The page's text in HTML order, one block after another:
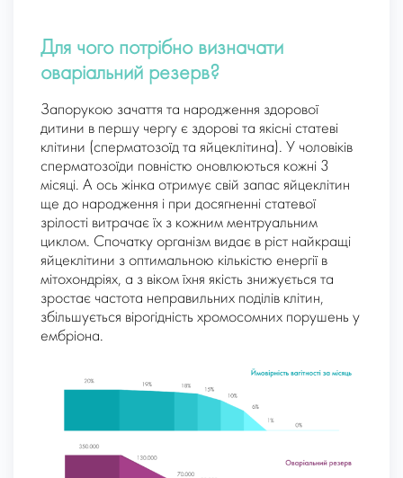
Для чого потрібно визначати
оваріальний резерв?
Запорукою зачаття та народження здорової
дитини в першу чергу є здорові та якісні статеві
клітини (сперматозоїд та яйцеклітина). У чоловіків
сперматозоїди повністю оновлюються кожні 3
місяці. А ось жінка отримує свій запас яйцеклітин
ще до народження і при досягненні статевої
зрілості витрачає їх з кожним ментруальним
циклом. Спочатку організм видає в ріст найкращі
яйцеклітини з оптимальною кількістю енергії в
мітохондріях, а з віком їхня якість знижується та
зростає частота неправильних поділів клітин,
збільшується вірогідність хромосомних порушень у
ембріона.